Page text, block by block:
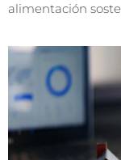
alimentación